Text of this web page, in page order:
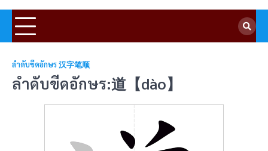
ลำดับขีดอักษร 汉字笔顺
ลำดับขีดอักษร:道【dào】